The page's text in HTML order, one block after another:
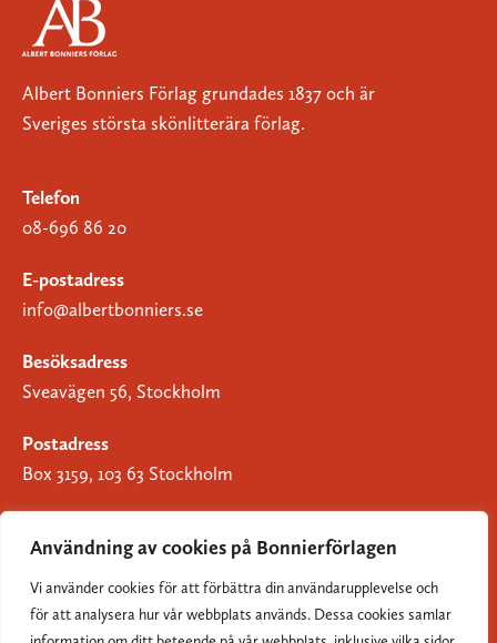
Användning av cookies på Bonnierförlagen
Vi använder cookies för att förbättra din användarupplevelse och
för att analysera hur vår webbplats används. Dessa cookies samlar
Albert Bonniers Förlag grundades 1837 och är
Sveriges största skönlitterära förlag.
Telefon
08-696 86 20
E-postadress
info@albertbonniers.se
Besöksadress
Sveavägen 56, Stockholm
Postadress
Box 3159, 103 63 Stockholm
Om Bonnierförlagen
Cookies